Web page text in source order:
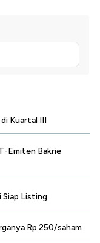
Kuartal III
Emiten Bakrie
Siap Listing
Rp 250/saham